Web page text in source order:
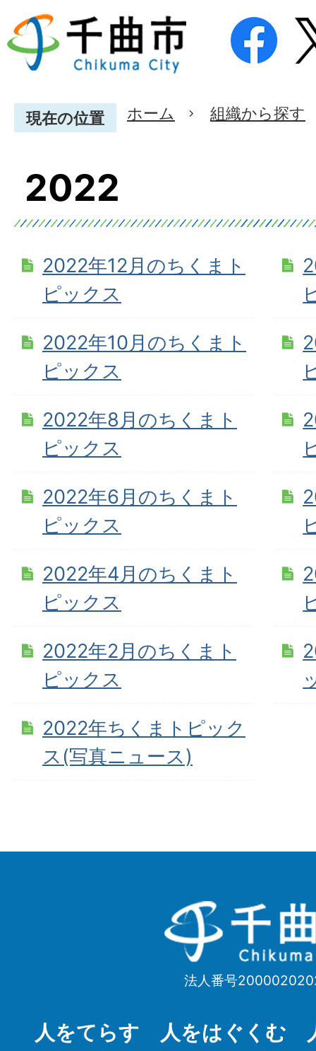
現在の位置 ホーム 組織から探す
2022
2022年12月のちくまト
ピックス
2022年10月のちくまト
ピックス
2022年8月のちくまト
ピックス
2022年6月のちくまト
ピックス
2022年4月のちくまト
ピックス
2022年2月のちくまト
ピックス
2022年ちくまトピック
ス(写真ニュース)
千
曲
Chikuma
法人番号
人をてらす 人をはぐくむ